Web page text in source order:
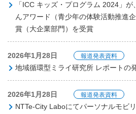
「ICC キッズ・プログラム 2024」
んアワード（青少年の体験活動推進
賞（大企業部門）を受賞
2026年1月28日 報道発表資料
地域循環型ミライ研究所 レポートの
2026年1月28日 報道発表資料
NTTe-City Laboにてパーソナルモビ